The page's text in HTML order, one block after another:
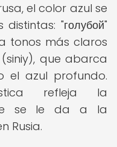
el color azul se
"голубой"
tonos más claros
que abarca
el azul profundo.
refleja la
se le da a la
Rusia.